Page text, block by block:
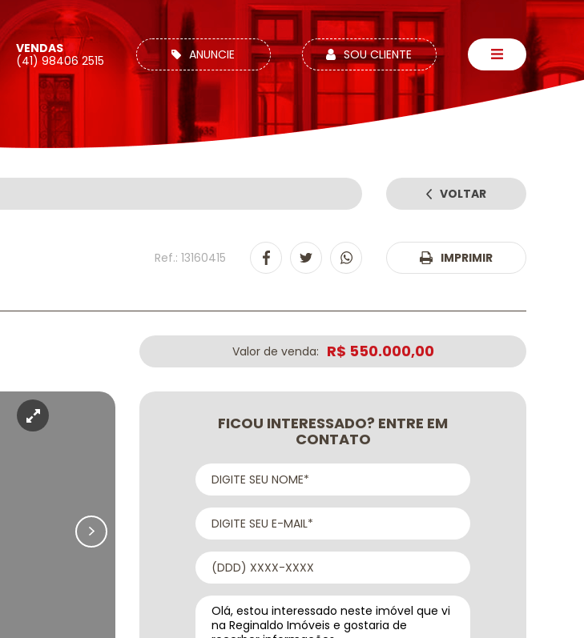
VENDAS
(41) 98406 2515
ANUNCIE SOU CLIENTE
VOLTAR
Ref.: 13160415
IMPRIMIR
Valor de venda: R$ 550.000,00
FICOU INTERESSADO? ENTRE EM
CONTATO